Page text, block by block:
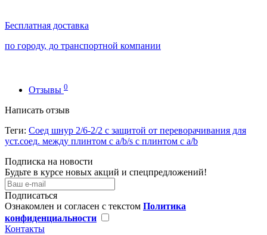
Бесплатная доставка
по городу, до транспортной компании
Отзывы 0
Написать отзыв
Теги: Соед шнур 2/6-2/2 с защитой от переворачивания для
уст.соед. между плинтом с a/b/s с плинтом с a/b
Подписка на новости
Будьте в курсе новых акций и спецпредложений!
Подписаться
Ознакомлен и согласен с текстом Политика
конфиденциальности
Контакты